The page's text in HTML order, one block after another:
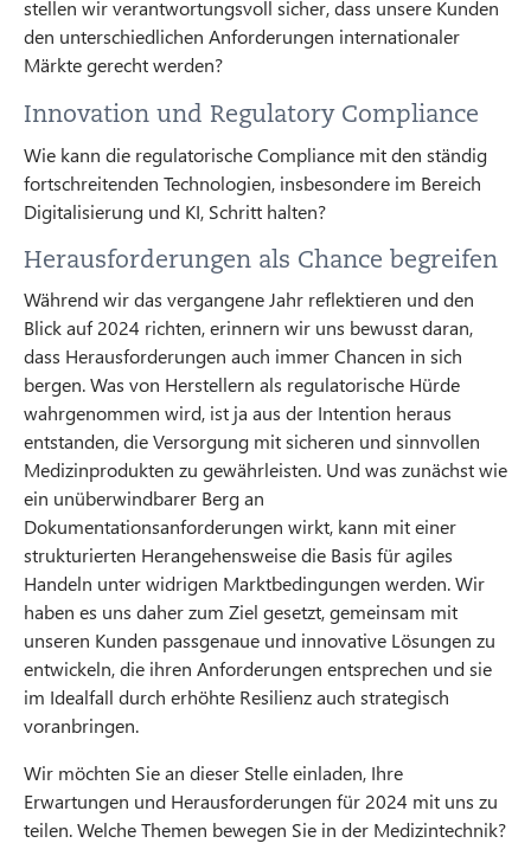
stellen wir verantwortungsvoll sicher, dass unsere Kunden
den unterschiedlichen Anforderungen internationaler
Märkte gerecht werden?
Innovation und Regulatory Compliance
Wie kann die regulatorische Compliance mit den ständig
fortschreitenden Technologien, insbesondere im Bereich
Digitalisierung und KI, Schritt halten?
Herausforderungen als Chance begreifen
Während wir das vergangene Jahr reflektieren und den
Blick auf 2024 richten, erinnern wir uns bewusst daran,
dass Herausforderungen auch immer Chancen in sich
bergen. Was von Herstellern als regulatorische Hürde
wahrgenommen wird, ist ja aus der Intention heraus
entstanden, die Versorgung mit sicheren und sinnvollen
Medizinprodukten zu gewährleisten. Und was zunächst wie
ein unüberwindbarer Berg an
Dokumentationsanforderungen wirkt, kann mit einer
strukturierten Herangehensweise die Basis für agiles
Handeln unter widrigen Marktbedingungen werden. Wir
haben es uns daher zum Ziel gesetzt, gemeinsam mit
unseren Kunden passgenaue und innovative Lösungen zu
entwickeln, die ihren Anforderungen entsprechen und sie
im Idealfall durch erhöhte Resilienz auch strategisch
voranbringen.
Wir möchten Sie an dieser Stelle einladen, Ihre
Erwartungen und Herausforderungen für 2024 mit uns zu
teilen. Welche Themen bewegen Sie in der Medizintechnik?